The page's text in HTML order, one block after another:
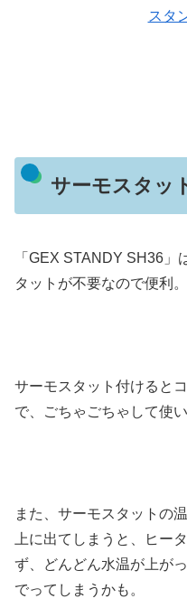
スタ
サーモスタッ
「GEX STANDY SH36」
タットが不要なので便利。
サーモスタット付けると
で、ごちゃごちゃして使
また、サーモスタットの
上に出てしまうと、ヒー
ず、どんどん水温が上が
でってしまうかも。